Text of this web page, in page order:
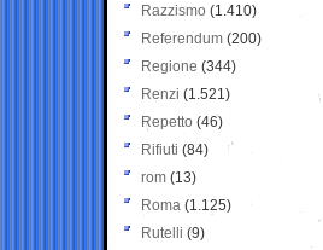
Razzismo (1.410)
Referendum (200)
Regione (344)
Renzi (1.521)
Repetto (46)
Rifiuti (84)
rom (13)
Roma (1.125)
Rutelli (9)